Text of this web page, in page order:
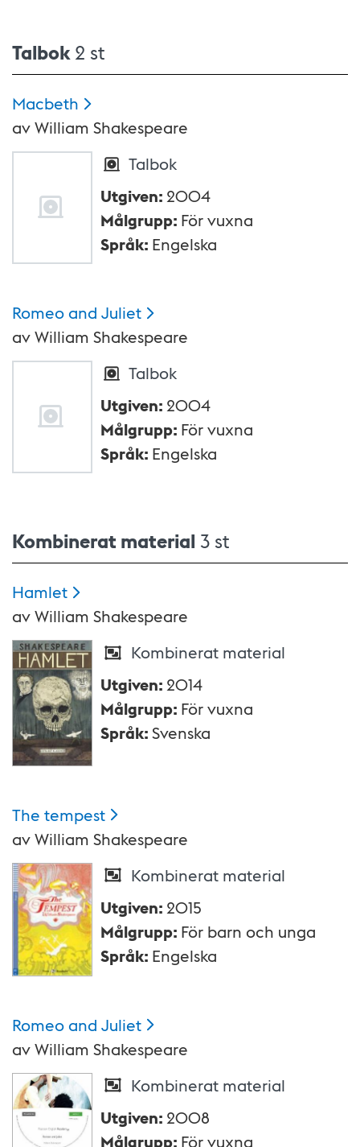
Talbok 2 st
Macbeth
avWilliam Shakespeare
Talbok
Utgiven:2004
Målgrupp: För vuxna
Språk: Engelska
Romeo and Juliet
avWilliam Shakespeare
Talbok
Utgiven:2004
Målgrupp: För vuxna
Språk: Engelska
Kombinerat material 3 st
Hamlet
avWilliam Shakespeare
Kombinerat material
Utgiven:2014
Målgrupp: För vuxna
Språk:Svenska
The tempest
avWilliam Shakespeare
Kombinerat material
Utgiven: 2015
Målgrupp: För barn och unga
Språk: Engelska
Romeo and Juliet
avWilliam Shakespeare
Kombinerat material
Utgiven: 2008
Målgrupp: För vuxna